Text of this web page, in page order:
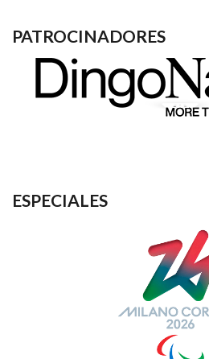
PATROCINADORES
ESPECIALES